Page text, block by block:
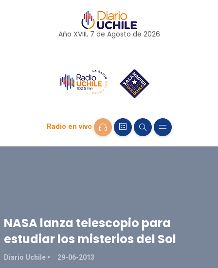
Año XVIII, 7 de Agosto de 2026
Radio en vivo
NASA lanza telescopio para
estudiar los misterios del Sol
Diario Uchile 29-06-2013